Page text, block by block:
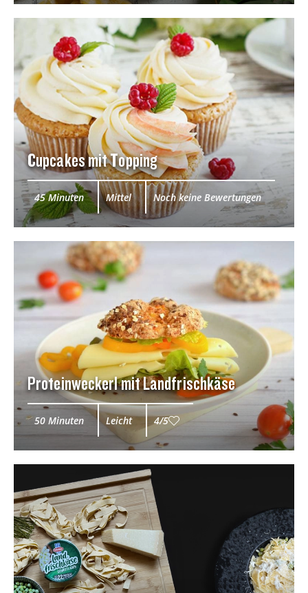
Cupcakes mit Topping
45 Minuten Mittel Noch keine Bewertungen
Proteinweckerl mit Landfrischkäse
50 Minuten Leicht 4/5